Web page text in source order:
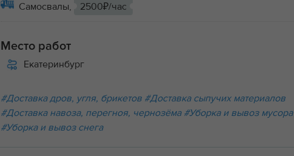
Самосвалы,
2500₽/час
Место работ
Екатеринбург
#Доставка дров, угля, брикетов #Доставка сыпучих материалов
#Доставка навоза, перегноя, чернозёма #Уборка и вывоз мусора
#Уборка и вывоз снега